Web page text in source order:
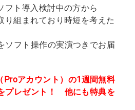
フト導入検討中の方から
り組まれており時短を考えた
ソフト操作の実演つきでお届
Proアカウント）の1週間無料
プレゼント！ 他にも特典を